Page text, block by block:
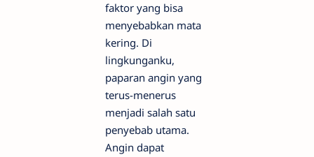
faktor yang bisa
menyebabkan mata
kering. Di
lingkunganku,
paparan angin yang
terus-menerus
menjadi salah satu
penyebab utama.
Angin dapat